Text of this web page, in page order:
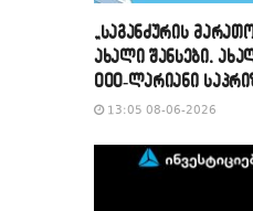
„საგანძურის
ახალი შანსები,
000-ლარიანი
13:05 08-06-2026